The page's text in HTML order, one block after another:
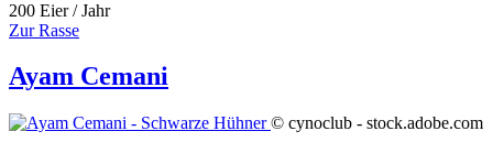
200 Eier / Jahr
Zur Rasse
Ayam Cemani
© cynoclub - stock.adobe.com